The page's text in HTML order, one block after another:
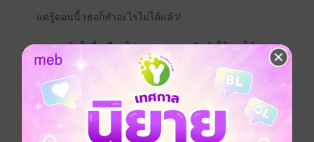
แต่รู้ตอนนี้ เธอก็ทำอะไรไม่ได้แล้ว!
ความแค้นใจที่เหมือนไฟนรกแผดเผา มันทำให้เธอใช้แรง
เฮือกสุดท้ายลุกขึ้นมาเขียนคำสาปแช่งด้วยตัวหนังสือสี
เลือดบนกำแพงบ้าน หวังว่าเมื่อตายไปตนจะคอยเฝ้าของ
พวกคนเลวระยำอยู่ในทุกมุมมืด แต่แล้วกลับไม่เป็นอย่าง
นั้น เพราะเธอตื่นขึ้นมาอีกครั้ง พบว่าตัวเองย้อนเวลาถอย
หลังกลับมาหนึ่งปี ลูกสาวยังอยู่ในครรภ์ ลูกชายยังอยู่
โรงเรียน นี่คือจุดที่เธอยังแก้ไขทุกอย่างได้ เพราะสิ่งสำคัญ